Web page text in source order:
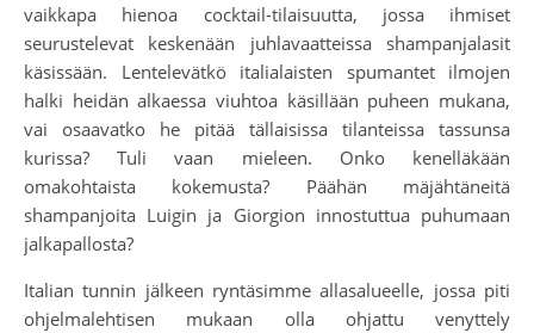
vaikkapa hienoa cocktail-tilaisuutta, jossa ihmiset
seurustelevat keskenään juhlavaatteissa shampanjalasit
käsissään. Lentelevätkö italialaisten spumantet ilmojen
halki heidän alkaessa viuhtoa käsillään puheen mukana,
vai osaavatko he pitää tällaisissa tilanteissa tassunsa
kurissa? Tuli vaan mieleen. Onko kenelläkään
omakohtaista kokemusta? Päähän mäjähtäneitä
shampanjoita Luigin ja Giorgion innostuttua puhumaan
jalkapallosta?
Italian tunnin jälkeen ryntäsimme allasalueelle, jossa piti
ohjelmalehtisen mukaan olla ohjattu venyttely